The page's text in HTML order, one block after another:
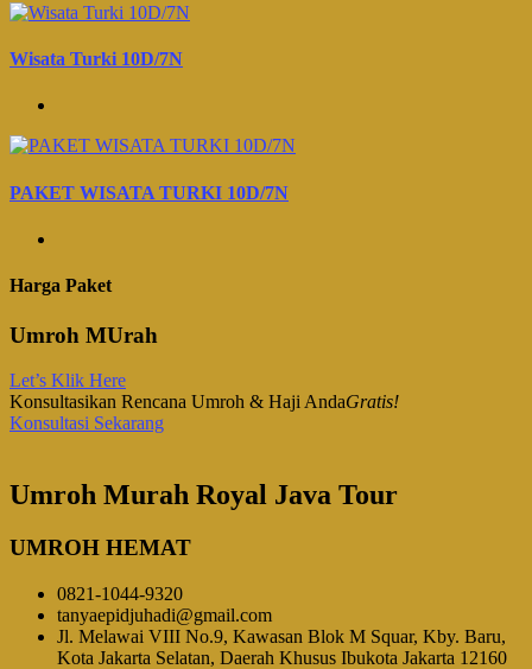
Wisata Turki 10D/7N
PAKET WISATA TURKI 10D/7N
Harga Paket
Umroh MUrah
Let’s Klik Here
Konsultasikan Rencana Umroh & Haji AndaGratis!
Konsultasi Sekarang
Umroh Murah Royal Java Tour
UMROH HEMAT
0821-1044-9320
tanyaepidjuhadi@gmail.com
Jl. Melawai VIII No.9, Kawasan Blok M Squar, Kby. Baru,
Kota Jakarta Selatan, Daerah Khusus Ibukota Jakarta 12160